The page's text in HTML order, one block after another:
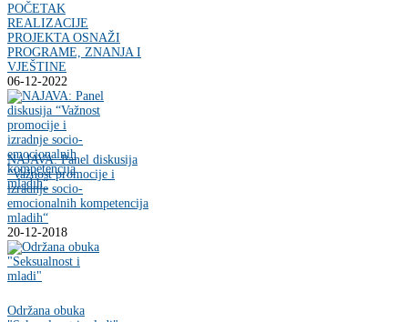
POČETAK
REALIZACIJE
PROJEKTA OSNAŽI
PROGRAME, ZNANJA I
VJEŠTINE
06-12-2022
NAJAVA: Panel diskusija
“Važnost promocije i
izradnje socio-
emocionalnih kompetencija
mladih“
20-12-2018
Održana obuka